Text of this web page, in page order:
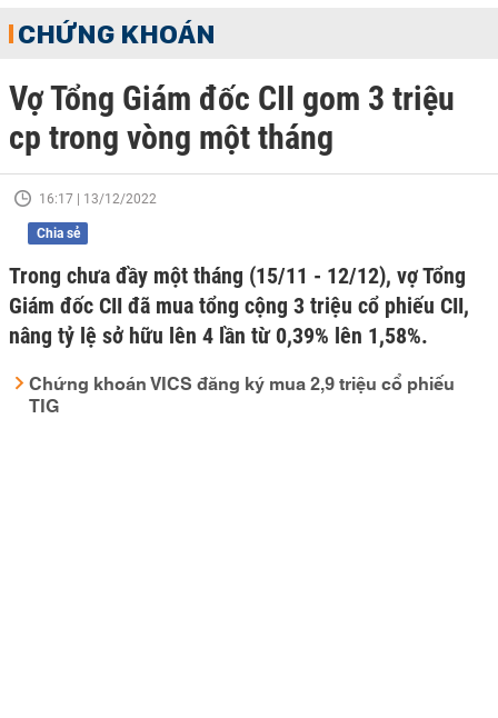
CHỨNG KHOÁN
Vợ Tổng Giám đốc CII gom 3 triệu
cp trong vòng một tháng
16:17 | 13/12/2022
Chia sẻ
Trong chưa đầy một tháng (15/11 - 12/12), vợ Tổng
Giám đốc CII đã mua tổng cộng 3 triệu cổ phiếu CII,
nâng tỷ lệ sở hữu lên 4 lần từ 0,39% lên 1,58%.
Chứng khoán VICS đăng ký mua 2,9 triệu cổ phiếu
TIG